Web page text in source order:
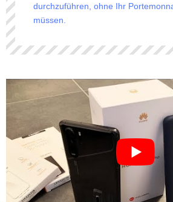
durchzuführen, ohne Ihr
müssen.